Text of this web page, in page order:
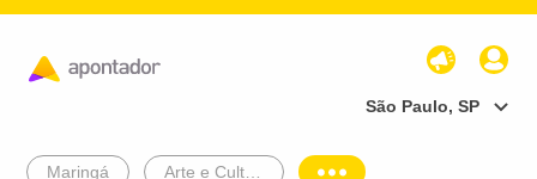
São Paulo, SP
Maringá